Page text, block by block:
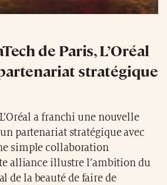
de Paris, L’Oréal
stratégique
a franchi une nouvelle
partenariat stratégique avec
simple collaboration
alliance illustre l’ambition du
de la beauté de faire de